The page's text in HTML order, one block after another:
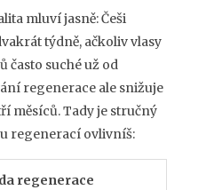
mluví jasně: Češi
týdně, ačkoliv vlasy
často suché už od
regenerace ale snižuje
měsíců. Tady je stručný
regenerací ovlivníš:
regenerace